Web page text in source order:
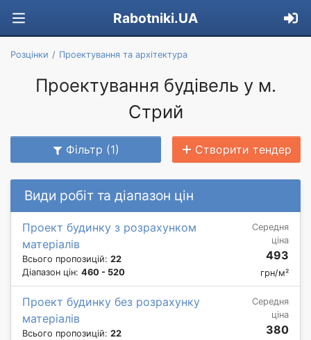
Rabotniki.UA
Розцінки Проектування та архітектура
Проектування будівель у м.
Стрий
Фільтр (1) Створити тендер
Види робіт та діапазон цін
Проект будинку з розрахунком
матеріалів
Всього пропозицій: 22
Діапазон цін: 460 - 520
Середня
ціна
493
грн/м²
Проект будинку без розрахунку
матеріалів
Всього пропозицій: 22
Середня
ціна
380